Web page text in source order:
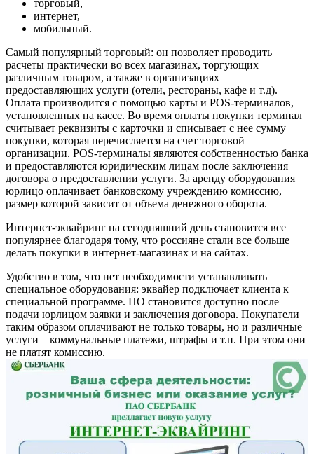
торговый,
интернет,
мобильный.
Самый популярный торговый: он позволяет проводить
расчеты практически во всех магазинах, торгующих
различным товаром, а также в организациях
предоставляющих услуги (отели, рестораны, кафе и т.д).
Оплата производится с помощью карты и POS-терминалов,
установленных на кассе. Во время оплаты покупки терминал
считывает реквизиты с карточки и списывает с нее сумму
покупки, которая перечисляется на счет торговой
организации. POS-терминалы являются собственностью банка
и предоставляются юридическим лицам после заключения
договора о предоставлении услуги. За аренду оборудования
юрлицо оплачивает банковскому учреждению комиссию,
размер которой зависит от объема денежного оборота.
Интернет-эквайринг на сегодняшний день становится все
популярнее благодаря тому, что россияне стали все больше
делать покупки в интернет-магазинах и на сайтах.
Удобство в том, что нет необходимости устанавливать
специальное оборудования: эквайер подключает клиента к
специальной программе. ПО становится доступно после
подачи юрлицом заявки и заключения договора. Покупатели
таким образом оплачивают не только товары, но и различные
услуги – коммунальные платежи, штрафы и т.п. При этом они
не платят комиссию.